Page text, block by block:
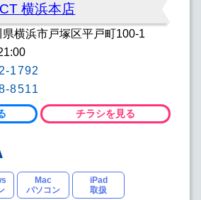
横浜本店
横浜市戸塚区平戸町100-1
1792
8511
チラシを見る
Mac
パソコン
iPad
取扱